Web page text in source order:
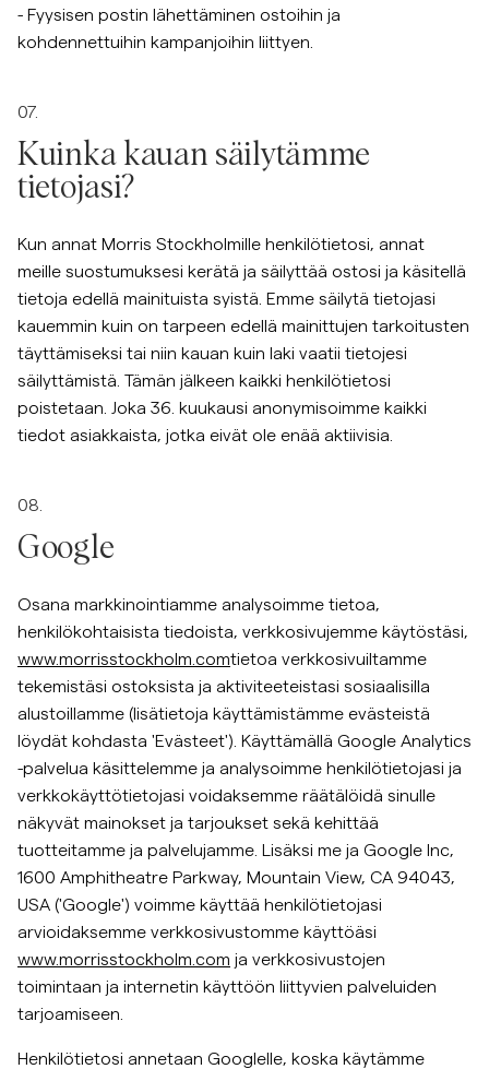
- Fyysisen postin lähettäminen ostoihin ja
kohdennettuihin kampanjoihin liittyen.
07.
Kuinka kauan säilytämme
tietojasi?
Kun annat Morris Stockholmille henkilötietosi, annat
meille suostumuksesi kerätä ja säilyttää ostosi ja käsitellä
tietoja edellä mainituista syistä. Emme säilytä tietojasi
kauemmin kuin on tarpeen edellä mainittujen tarkoitusten
täyttämiseksi tai niin kauan kuin laki vaatii tietojesi
säilyttämistä. Tämän jälkeen kaikki henkilötietosi
poistetaan. Joka 36. kuukausi anonymisoimme kaikki
tiedot asiakkaista, jotka eivät ole enää aktiivisia.
08.
Google
Osana markkinointiamme analysoimme tietoa,
henkilökohtaisista tiedoista, verkkosivujemme käytöstäsi,
www.morrisstockholm.comtietoa verkkosivuiltamme
tekemistäsi ostoksista ja aktiviteeteistasi sosiaalisilla
alustoillamme (lisätietoja käyttämistämme evästeistä
löydät kohdasta 'Evästeet'). Käyttämällä Google Analytics
-palvelua käsittelemme ja analysoimme henkilötietojasi ja
verkkokäyttötietojasi voidaksemme räätälöidä sinulle
näkyvät mainokset ja tarjoukset sekä kehittää
tuotteitamme ja palvelujamme. Lisäksi me ja Google Inc,
1600 Amphitheatre Parkway, Mountain View, CA 94043,
USA ('Google') voimme käyttää henkilötietojasi
arvioidaksemme verkkosivustomme käyttöäsi
www.morrisstockholm.com ja verkkosivustojen
toimintaan ja internetin käyttöön liittyvien palveluiden
tarjoamiseen.
Henkilötietosi annetaan Googlelle, koska käytämme